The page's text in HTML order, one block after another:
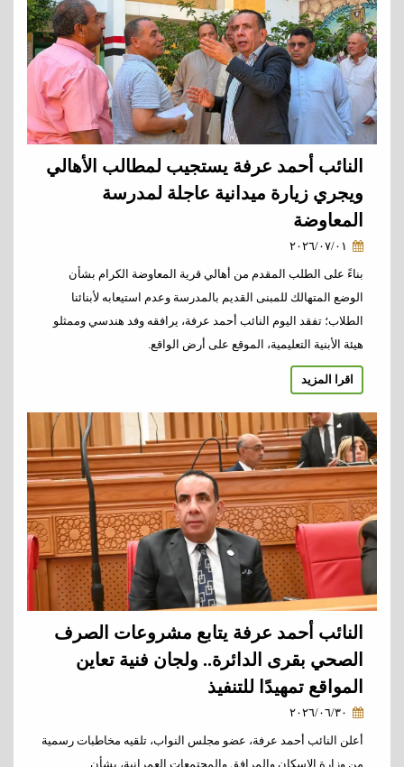
النائب أحمد عرفة يستجيب لمطالب الأهالي
ويجري زيارة ميدانية عاجلة لمدرسة
المعاوضة
بناءً على الطلب المقدم من أهالي قرية المعاوضة الكرام بشأن
الوضع المتهالك للمبنى القديم بالمدرسة وعدم استيعابه لأبنائنا
الطلاب؛ تفقد اليوم النائب أحمد عرفة، يرافقه وفد هندسي وممثلو
هيئة الأبنية التعليمية، الموقع على أرض الواقع.
اقرا المزيد
النائب أحمد عرفة يتابع مشروعات الصرف
الصحي بقرى الدائرة.. ولجان فنية تعاين
المواقع تمهيدًا للتنفيذ
أعلن النائب أحمد عرفة، عضو مجلس النواب، تلقيه مخاطبات رسمية
من وزارة الإسكان والمرافق والمجتمعات العمرانية، بشأن